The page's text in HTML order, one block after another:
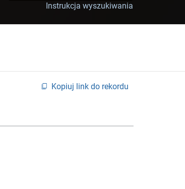
Instrukcja wyszukiwania
Kopiuj link do rekordu